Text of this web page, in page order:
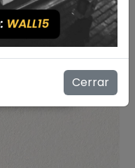
Cerrar